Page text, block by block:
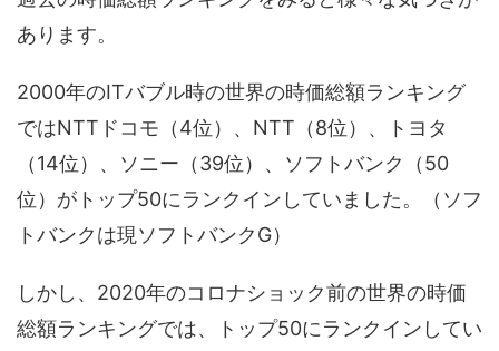
あります。
2000年のITバブル時の世界の時価総額ランキング
ではNTTドコモ（4位）、NTT（8位）、トヨタ
（14位）、ソニー（39位）、ソフトバンク（50
位）がトップ50にランクインしていました。（ソフ
トバンクは現ソフトバンクG）
しかし、2020年のコロナショック前の世界の時価
総額ランキングでは、トップ50にランクインしてい